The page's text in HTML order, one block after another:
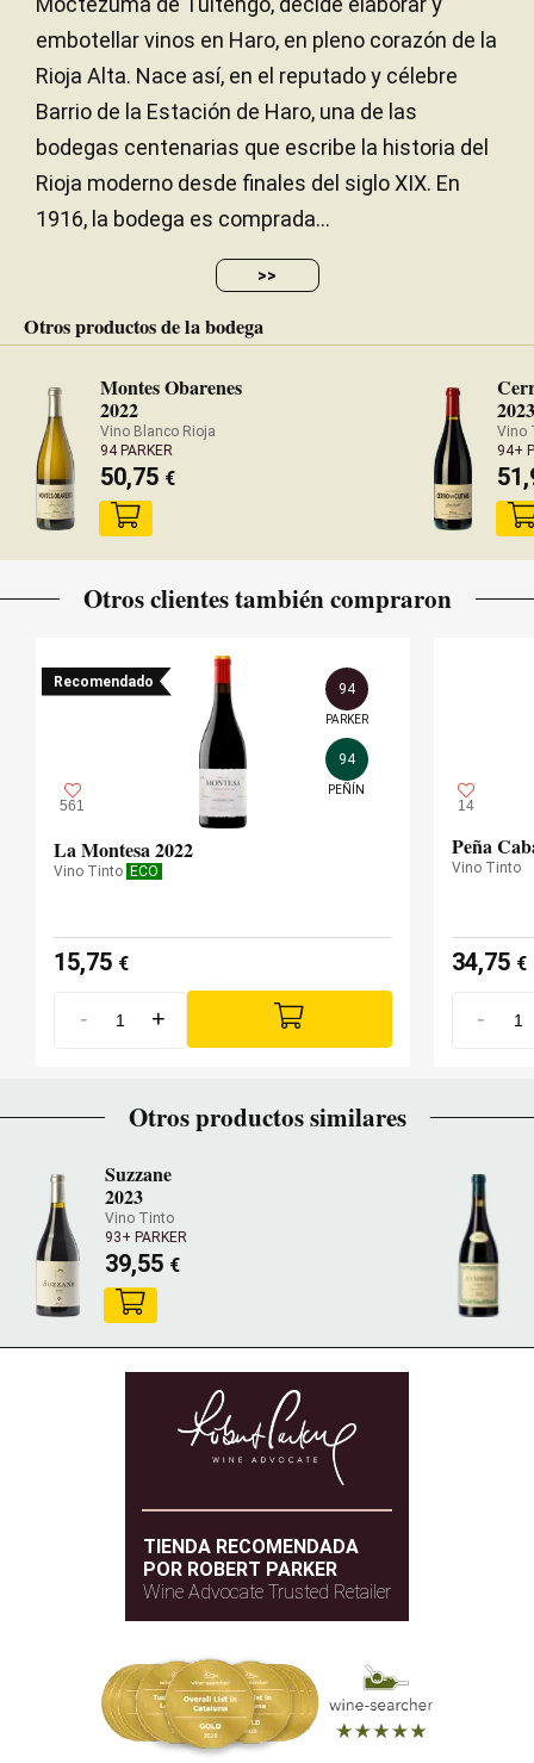
medium-bodied palate with fine tannins and some
austerity. It should develop nicely in bottle. 9,500
bottles were filled in May 2022.
— Luis Gutiérrez (14/7/2022)
Añada 2020 - 95 PARKER
embotellar vinos en Haro, en pleno corazón de la
Rioja Alta. Nace así, en el reputado y célebre
Barrio de la Estación de Haro, una de las
bodegas centenarias que escribe la historia del
Rioja moderno desde finales del siglo XIX. En
1916, la bodega es comprada...
>>
Otros productos de la bodega
Montes Obarenes
2022
Vino Blanco Rioja
94 PARKER
50,75 €
Vino
94+
Otros clientes también compraron
Recomendado
561
94
PARKER
94
PEÑÍN
La Montesa 2022
Vino Tinto ECO
15,75 €
- +
14
Peña
Vino Tinto
34,75 €
-
Otros productos similares
Suzzane
2023
Vino Tinto
93+ PARKER
39,55 €
TIENDA RECOMENDADA
POR ROBERT PARKER
Wine Advocate Trusted Retailer